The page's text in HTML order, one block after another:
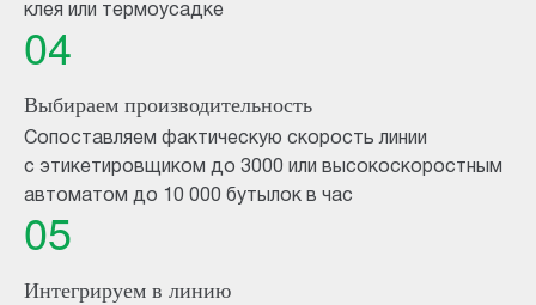
клея или термоусадке
04
Выбираем производительность
Сопоставляем фактическую скорость линии
с этикетировщиком до 3000 или высокоскоростным
автоматом до 10 000 бутылок в час
05
Интегрируем в линию